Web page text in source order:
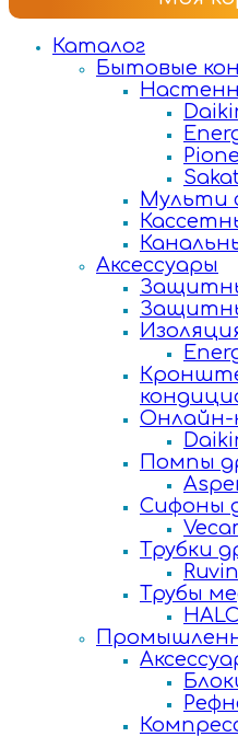
Каталог
Бытовые
Мульти
Аксессуары
Онлайн-
Помпы
Сифоны
Трубки
Трубы